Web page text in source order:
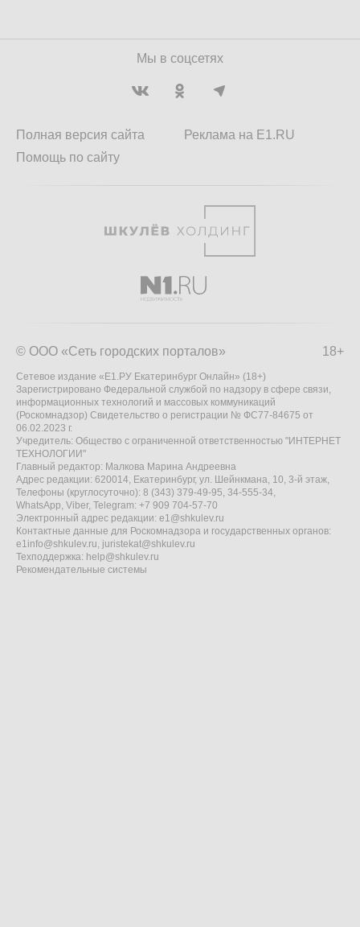
Мы в соцсетях
Полная версия сайта
Помощь по сайту
Реклама на E1.RU
18+
© ООО «Сеть городских порталов»
Сетевое издание «Е1.РУ Екатеринбург Онлайн» (18+)
Зарегистрировано Федеральной службой по надзору в сфере связи,
информационных технологий и массовых коммуникаций
(Роскомнадзор) Свидетельство о регистрации № ФС77-84675 от
06.02.2023 г.
Учредитель: Общество с ограниченной ответственностью "ИНТЕРНЕТ
ТЕХНОЛОГИИ"
Главный редактор: Малкова Марина Андреевна
Адрес редакции: 620014, Екатеринбург, ул. Шейнкмана, 10, 3-й этаж,
Телефоны (круглосуточно): 8 (343) 379-49-95, 34-555-34,
WhatsApp, Viber, Telegram: +7 909 704-57-70
Электронный адрес редакции: e1@shkulev.ru
Контактные данные для Роскомнадзора и государственных органов:
e1info@shkulev.ru, juristekat@shkulev.ru
Техподдержка: help@shkulev.ru
Рекомендательные системы